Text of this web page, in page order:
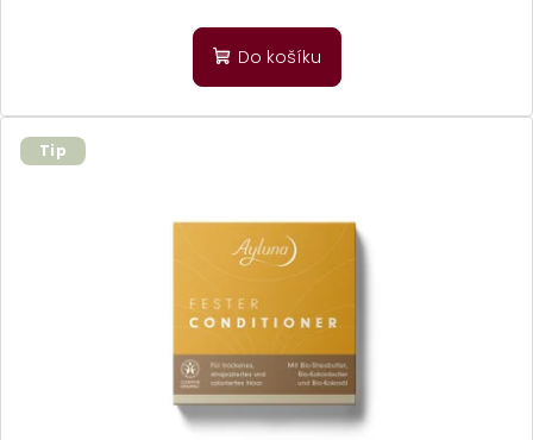
hodnocení
produktu
z
Do košíku
Tip